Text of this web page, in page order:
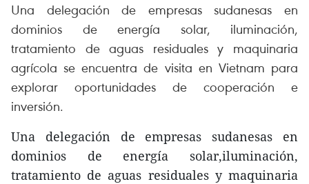
Una delegación de empresas sudanesas en
dominios de energía solar, iluminación,
tratamiento de aguas residuales y maquinaria
agrícola se encuentra de visita en Vietnam para
explorar oportunidades de cooperación e
inversión.
Una delegación de empresas sudanesas en
dominios de energía solar,iluminación,
tratamiento de aguas residuales y maquinaria